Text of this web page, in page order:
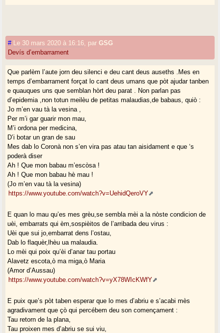
# Le 30 mars 2020 à 16:16 parGSG
Devís d’embarrament
Que parlèm l’aute jorn deu silenci e deu cant deus auseths .Mes en
temps d’embarrament forçat lo cant deus umans que pòt ajudar tanben
e quauques uns que semblan hòrt deu parat . Non parlan pas
d’epidemia ,non totun meilèu de petitas malaudias,de babaus, quiò :
Jo m’en vau tà la vesina ,
Per m’i gar guarir mon mau,
M’i ordona per medicina,
D’i botar un gran de sau
Mes dab lo Coronà non s’en vira pas atau tan aisidament e que ‘s
poderà diser
Ah ! Que mon babau m’escòsa !
Ah ! Que mon babau hè mau !
(Jo m’en vau tà la vesina)
https://www.youtube.com/watch?v=UehidQeroVY
E quan lo mau qu’es mes grèu,se sembla mèi a la nòste condicion de
uèi, embarrats qui èm,sospièitos de l’arribada deu virus :
Uèi que sui jo,embarrat dens l’ostau,
Dab lo flaquèr,lhèu ua malaudia.
Lo mèi qui poix qu’èi d’anar tau portau
Alavetz escota,ò ma miga,ò Maria
(Amor d’Aussau)
https://www.youtube.com/watch?v=yX78WIcKWfY
E puix que’s pòt taben esperar que lo mes d’abriu e s’acabi mès
agradivament que çò qui percébem deu son començament :
Tau retorn de la plana,
Tau proixen mes d’abriu se sui viu,